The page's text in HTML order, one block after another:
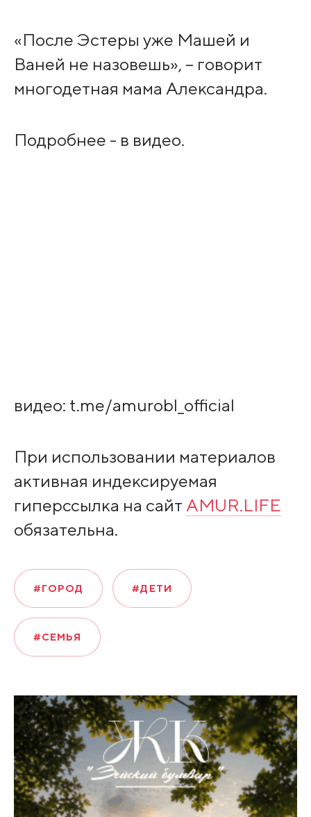
«После Эстеры уже Машей и
Ваней не назовешь», – говорит
многодетная мама Александра.
Подробнее - в видео.
видео: t.me/amurobl_official
При использовании материалов
активная индексируемая
гиперссылка на сайт AMUR.LIFE
обязательна.
#ГОРОД #ДЕТИ
#СЕМЬЯ